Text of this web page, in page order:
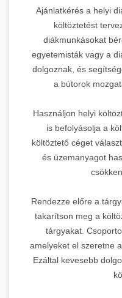
Ajánlatkérés a helyi
költöztetést
diákmunkásokat
egyetemisták vagy a
dolgoznak, és
a bútorok
Használjon helyi
is befolyásolja a
költöztető céget
és üzemanyagot
Rendezze előre a
takarítson meg a
tárgyakat.
amelyeket el szeretne
Ezáltal kevesebb